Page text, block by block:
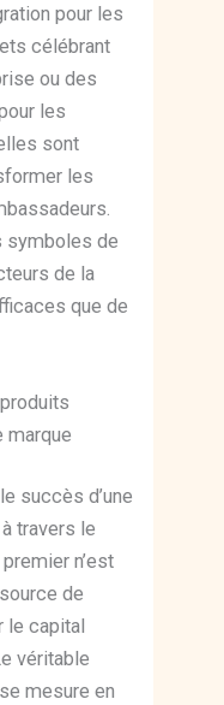
pour les
célébrant
ou des
les
sont
les
symboles de
de la
que de
marque
succès d’une
travers le
n’est
de
le capital
véritable
mesure en